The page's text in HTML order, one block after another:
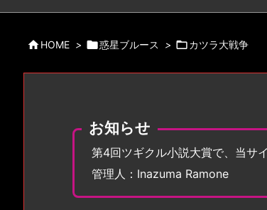
HOME > 惑星ブルース > カツラ大戦争
お知らせ
第4回ツギクル小説大賞で、当サ
管理人：Inazuma Ramone